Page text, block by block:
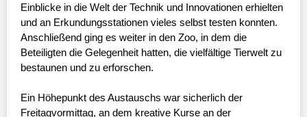
Einblicke in die Welt der Technik und Innovationen erhielten
und an Erkundungsstationen vieles selbst testen konnten.
Anschließend ging es weiter in den Zoo, in dem die
Beteiligten die Gelegenheit hatten, die vielfältige Tierwelt zu
bestaunen und zu erforschen.
Ein Höhepunkt des Austauschs war sicherlich der
Freitagvormittag, an dem kreative Kurse an der